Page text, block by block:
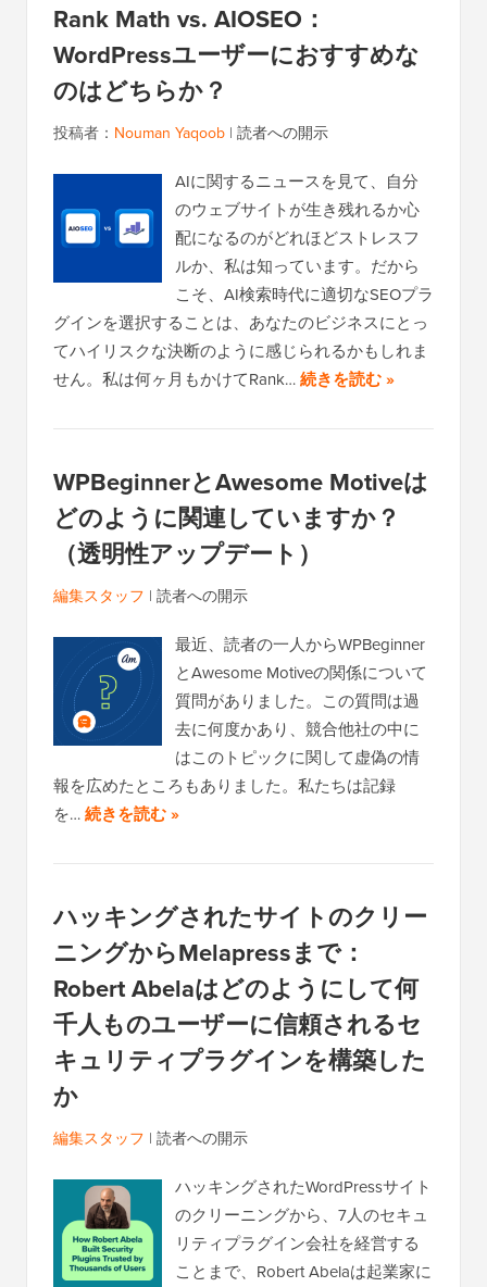
Rank Math vs. AIOSEO：
WordPressユーザーにおすすめな
のはどちらか？
投稿者： Nouman Yaqoob | 読者への開示
AIに関するニュースを見て、自分
のウェブサイトが生き残れるか心
配になるのがどれほどストレスフ
ルか、私は知っています。だから
こそ、AI検索時代に適切なSEOプラ
グインを選択することは、あなたのビジネスにとっ
てハイリスクな決断のように感じられるかもしれま
せん。私は何ヶ月もかけてRank…続きを読む »
WPBeginnerとAwesome Motiveは
どのように関連していますか？
（透明性アップデート）
編集スタッフ | 読者への開示
最近、読者の一人からWPBeginner
とAwesome Motiveの関係について
質問がありました。この質問は過
去に何度かあり、競合他社の中に
はこのトピックに関して虚偽の情
報を広めたところもありました。私たちは記録
を…続きを読む »
ハッキングされたサイトのクリー
ニングからMelapressまで：
Robert Abelaはどのようにして何
千人ものユーザーに信頼されるセ
キュリティプラグインを構築した
か
編集スタッフ | 読者への開示
ハッキングされたWordPressサイト
のクリーニングから、7人のセキュ
リティプラグイン会社を経営する
ことまで、Robert Abelaは起業家に